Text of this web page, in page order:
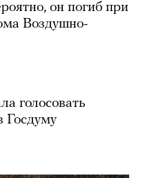
он погиб при
Воздушно-
голосовать
Госдуму